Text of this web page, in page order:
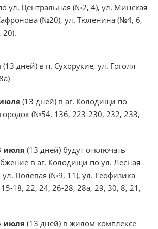
ул. Центральная (№2, 4), ул. Минская
(№20), ул. Тюленина (№4, 6,
20).
(13 дней) в п. Сухорукие, ул. Гоголя
(13 дней) в аг. Колодищи по
(№54, 136, 223-230, 232, 233,
июля (13 дней) будут отключать
в аг. Колодищи по ул. Лесная
Полевая (№9, 11), ул. Геофизика
18, 22, 24, 26-28, 28а, 29, 30, 8, 21,
июля (13 дней) в жилом комплексе